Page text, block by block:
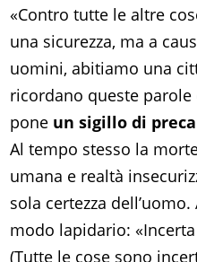
«Contro tutte le altre
una sicurezza, ma a
uomini, abitiamo una
ricordano queste parole
pone un sigillo di
Al tempo stesso la
umana e realtà
sola certezza
modo lapidario:
(Tutte le cose sono